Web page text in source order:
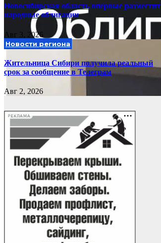
Новосибирская область впервые разместит
народные облигации
Авг 3, 2026
Новости региона
Жительница Сибири получила реальный
срок за сообщение в Телеграм
Авг 2, 2026
РЕКЛАМА